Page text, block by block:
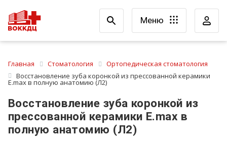
Меню
Главная Стоматология
Ортопедическая стоматология
Восстановление зуба коронкой из прессованной керамики
E.max в полную анатомию (Л2)
Восстановление зуба коронкой из
прессованной керамики E.max в
полную анатомию (Л2)